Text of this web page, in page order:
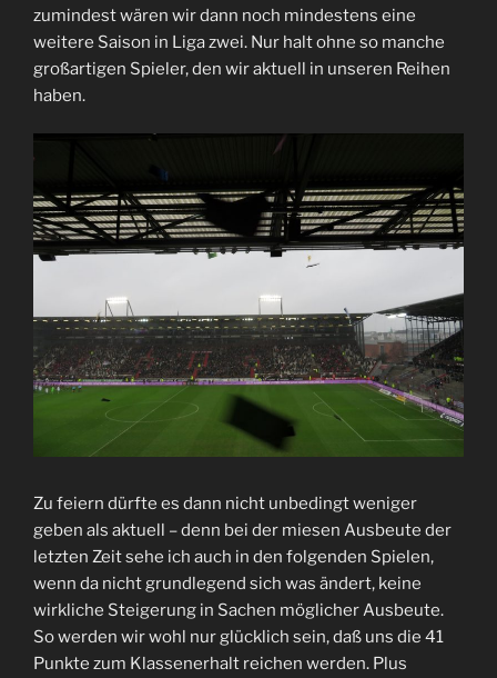
zumindest wären wir dann noch mindestens eine
weitere Saison in Liga zwei. Nur halt ohne so manche
großartigen Spieler, den wir aktuell in unseren Reihen
haben.
Zu feiern dürfte es dann nicht unbedingt weniger
geben als aktuell – denn bei der miesen Ausbeute der
letzten Zeit sehe ich auch in den folgenden Spielen,
wenn da nicht grundlegend sich was ändert, keine
wirkliche Steigerung in Sachen möglicher Ausbeute.
So werden wir wohl nur glücklich sein, daß uns die 41
Punkte zum Klassenerhalt reichen werden. Plus